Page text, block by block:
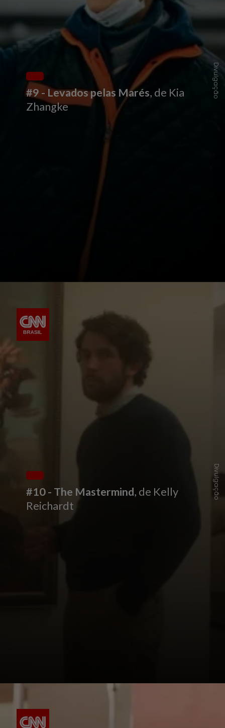
Divulgação
#9 - Levados pelas Marés, de Kia
Zhangke
Divulgação
#10 - The Mastermind, de Kelly
Reichardt